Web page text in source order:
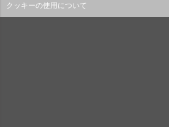
クッキーの使用について